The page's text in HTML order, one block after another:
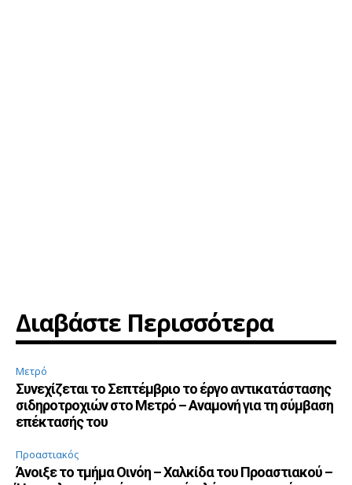
Διαβάστε Περισσότερα
Μετρό
Συνεχίζεται το Σεπτέμβριο το έργο αντικατάστασης
σιδηροτροχιών στο Μετρό – Αναμονή για τη σύμβαση
επέκτασής του
Προαστιακός
Άνοιξε το τμήμα Οινόη – Χαλκίδα του Προαστιακού –